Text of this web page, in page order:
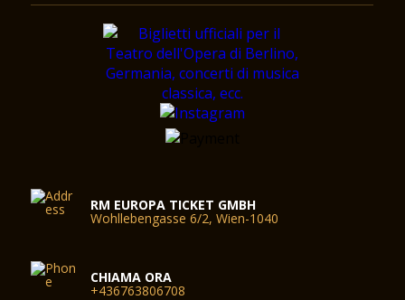
RM EUROPA TICKET GMBH
Wohllebengasse 6/2, Wien-1040
CHIAMA ORA
+436763806708